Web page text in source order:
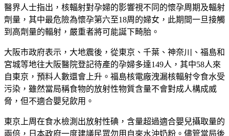
醫界人士指出，核輻射對孕婦的影響視不同的懷孕周期及輻射
劑量，其中最危險為懷孕第六至18周的婦女，此期間一旦接觸
到高劑量的輻射，嚴重者將可能誕下畸胎。
大阪市政府表示，大地震後，從東京、千葉、神奈川、福島和
宮城等地往大阪醫院登記待產的孕婦多達149人，其中58人來
自東京，預料人數還會上升。福島核電廠洩漏核輻射令食水受
污染，雖然當局稱食物的放射性物質含量不會對成人構成威
脅，但不適合嬰兒飲用。
東京上周在食水檢測出放射性碘，含量超過適合嬰兒攝取量的
兩倍，日本政府一度建議民眾勿用自來水沖奶粉。儘管當局後